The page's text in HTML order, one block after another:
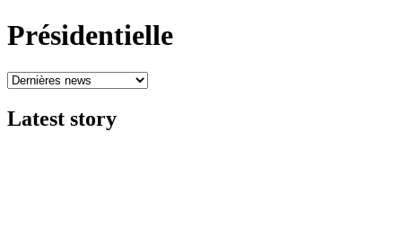
Présidentielle
Latest story